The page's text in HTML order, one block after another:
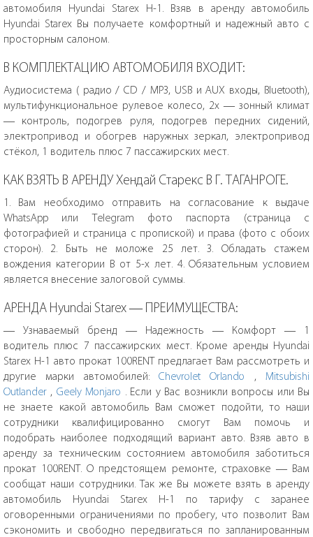
автомобиля Hyundai Starex H-1. Взяв в аренду автомобиль
Hyundai Starex Вы получаете комфортный и надежный авто с
просторным салоном.
В КОМПЛЕКТАЦИЮ АВТОМОБИЛЯ ВХОДИТ:
Аудиосистема ( радио / CD / MP3, USB и AUX входы, Bluetooth),
мультифункциональное рулевое колесо, 2х — зонный климат
— контроль, подогрев руля, подогрев передних сидений,
электропривод и обогрев наружных зеркал, электропривод
стёкол, 1 водитель плюс 7 пассажирских мест.
КАК ВЗЯТЬ В АРЕНДУ Хендай Старекс В Г. ТАГАНРОГЕ.
1. Вам необходимо отправить на согласование к выдаче
WhatsApp или Telegram фото паспорта (страница с
фотографией и страница с пропиской) и права (фото с обоих
сторон). 2. Быть не моложе 25 лет. 3. Обладать стажем
вождения категории В от 5-х лет. 4. Обязательным условием
является внесение залоговой суммы.
АРЕНДА Hyundai Starex — ПРЕИМУЩЕСТВА:
— Узнаваемый бренд — Надежность — Комфорт — 1
водитель плюс 7 пассажирских мест. Кроме аренды Hyundai
Starex H-1 авто прокат 100RENT предлагает Вам рассмотреть и
другие марки автомобилей: Chevrolet Orlando ,Mitsubishi
Outlander , Geely Monjaro . Если у Вас возникли вопросы или Вы
не знаете какой автомобиль Вам сможет подойти, то наши
сотрудники квалифицированно смогут Вам помочь и
подобрать наиболее подходящий вариант авто. Взяв авто в
аренду за техническим состоянием автомобиля заботиться
прокат 100RENT. О предстоящем ремонте, страховке — Вам
сообщат наши сотрудники. Так же Вы можете взять в аренду
автомобиль Hyundai Starex H-1 по тарифу с заранее
оговоренными ограничениями по пробегу, что позволит Вам
сэкономить и свободно передвигаться по запланированным